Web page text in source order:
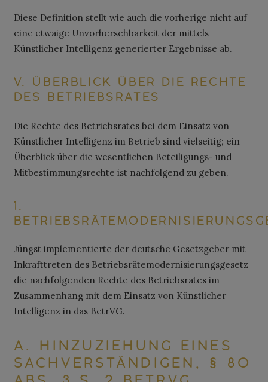
Diese Definition stellt wie auch die vorherige nicht auf
eine etwaige Unvorhersehbarkeit der mittels
Künstlicher Intelligenz generierter Ergebnisse ab.
V. ÜBERBLICK ÜBER DIE RECHTE
DES BETRIEBSRATES
Die Rechte des Betriebsrates bei dem Einsatz von
Künstlicher Intelligenz im Betrieb sind vielseitig; ein
Überblick über die wesentlichen Beteiligungs- und
Mitbestimmungsrechte ist nachfolgend zu geben.
1.
Jüngst implementierte der deutsche Gesetzgeber mit
Inkrafttreten des Betriebsrätemodernisierungsgesetz
die nachfolgenden Rechte des Betriebsrates im
Zusammenhang mit dem Einsatz von Künstlicher
Intelligenz in das BetrVG.
A. HINZUZIEHUNG EINES
SACHVERSTÄNDIGEN, § 80